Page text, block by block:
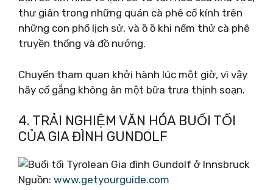
thư giãn trong những quán cà phê cổ kính trên
những con phố lịch sử, và ồ ồ khi nếm thử cà phê
truyền thống và đồ nướng.
Chuyến tham quan khởi hành lúc một giờ, vì vậy
hãy cố gắng không ăn một bữa trưa thịnh soạn.
4. TRẢI NGHIỆM VĂN HÓA BUỔI TỐI
CỦA GIA ĐÌNH GUNDOLF
Nguồn: www.getyourguide.com